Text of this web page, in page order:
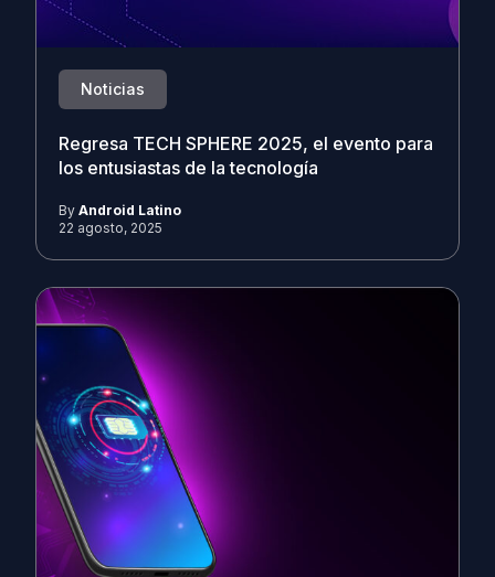
Noticias
Regresa TECH SPHERE 2025, el evento para
los entusiastas de la tecnología
By Android Latino
22 agosto, 2025